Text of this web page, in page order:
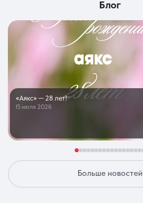
блог
«Аякс» — 28 лет!
15 июля 2026
Больше новостей